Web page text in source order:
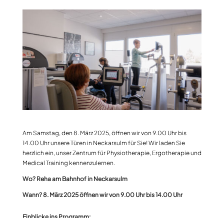
Am Samstag, den 8. März 2025, öffnen wir von 9.00 Uhr bis
14.00 Uhr unsere Türen in Neckarsulm für Sie! Wir laden Sie
herzlich ein, unser Zentrum für Physiotherapie, Ergotherapie und
Medical Training kennenzulernen.
Wo? Reha am Bahnhof in Neckarsulm
Wann? 8. März 2025 öffnen wir von 9.00 Uhr bis 14.00 Uhr